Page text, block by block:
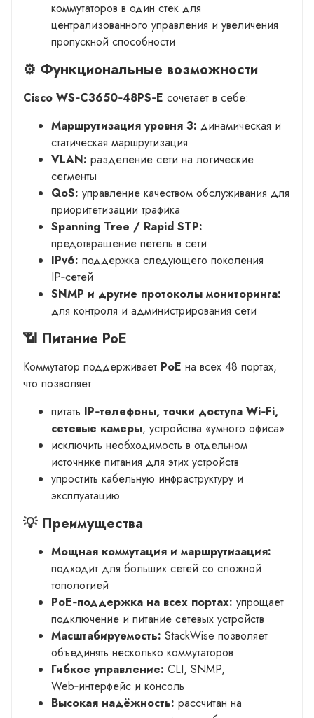
коммутаторов в один стек для
централизованного управления и увеличения
пропускной способности
⚙️ Функциональные возможности
Cisco WS‑C3650‑48PS‑E сочетает в себе:
Маршрутизация уровня 3: динамическая и
статическая маршрутизация
VLAN: разделение сети на логические
сегменты
QoS: управление качеством обслуживания для
приоритетизации трафика
Spanning Tree / Rapid STP:
предотвращение петель в сети
IPv6: поддержка следующего поколения
IP‑сетей
SNMP и другие протоколы мониторинга:
для контроля и администрирования сети
📶 Питание PoE
Коммутатор поддерживает PoE на всех 48 портах,
что позволяет:
питать IP‑телефоны, точки доступа Wi‑Fi,
сетевые камеры, устройства «умного офиса»
исключить необходимость в отдельном
источнике питания для этих устройств
упростить кабельную инфраструктуру и
эксплуатацию
💡 Преимущества
Мощная коммутация и маршрутизация:
подходит для больших сетей со сложной
топологией
PoE‑поддержка на всех портах: упрощает
подключение и питание сетевых устройств
Масштабируемость: StackWise позволяет
объединять несколько коммутаторов
Гибкое управление: CLI, SNMP,
Web‑интерфейс и консоль
Высокая надёжность: рассчитан на